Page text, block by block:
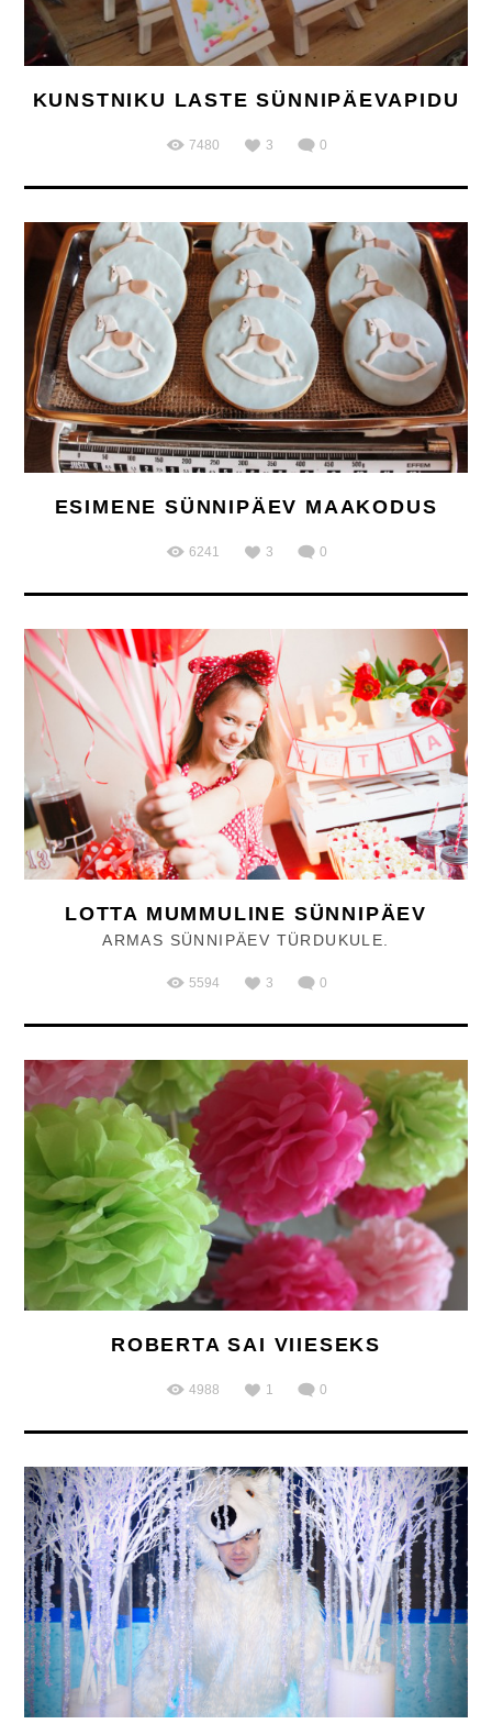
KUNSTNIKU LASTE SÜNNIPÄEVAPIDU
7480 3 0
ESIMENE SÜNNIPÄEV MAAKODUS
6241 3 0
LOTTA MUMMULINE SÜNNIPÄEV
ARMAS SÜNNIPÄEV TÜRDUKULE.
5594 3 0
ROBERTA SAI VIIESEKS
4988 1 0